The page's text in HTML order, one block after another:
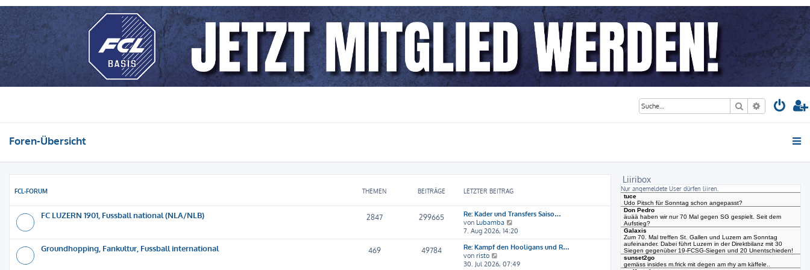
Suche Erweiterte
Foren-Übersicht
Liiribox
Nur angemeldete User dürfen liiren.
FCL-FORUM THEMEN BEITRÄGE LETZTER BEITRAG
FC LUZERN 1901, Fussball national (NLA/NLB) 2847 299665
Re: Kader und Transfers Saiso…
von Lubamba
e
u
e
t
7. Aug 2026, 14:20
Groundhopping, Fankultur, Fussball international 469 49784
Re: Kampf den Hooligans und R…
von risto
e
30. Jul 2026, 07:49